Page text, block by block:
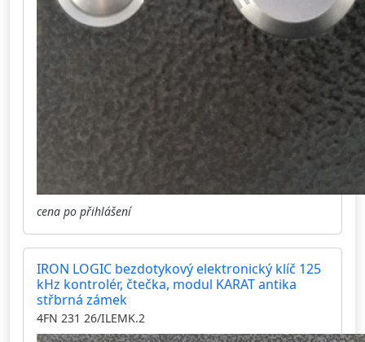
cena po přihlášení
IRON LOGIC bezdotykový elektronický klíč 125
kHz kontrolér, čtečka, modul KARAT antika
střbrná zámek
4FN 231 26/ILEMK.2